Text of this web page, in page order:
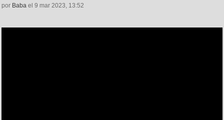
por Baba el 9 mar 2023, 13:52